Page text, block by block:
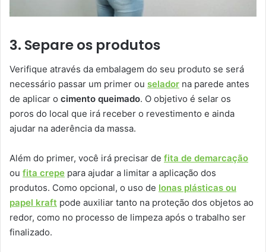
3. Separe os produtos
Verifique através da embalagem do seu produto se será
necessário passar um primer ou selador na parede antes
de aplicar o cimento queimado. O objetivo é selar os
poros do local que irá receber o revestimento e ainda
ajudar na aderência da massa.
Além do primer, você irá precisar de fita de demarcação
ou fita crepe para ajudar a limitar a aplicação dos
produtos. Como opcional, o uso de lonas plásticas ou
papel kraft pode auxiliar tanto na proteção dos objetos ao
redor, como no processo de limpeza após o trabalho ser
finalizado.